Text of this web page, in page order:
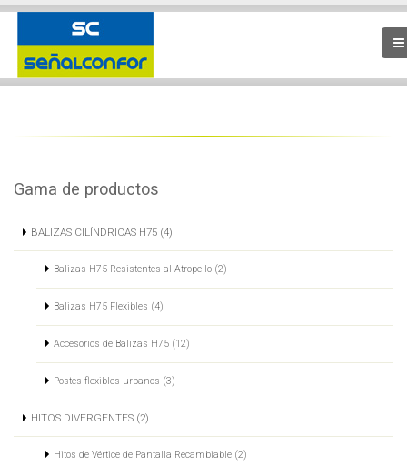
Gama de productos
BALIZAS CILÍNDRICAS H75 (4)
Balizas H75 Resistentes al Atropello (2)
Balizas H75 Flexibles (4)
Accesorios de Balizas H75 (12)
Postes flexibles urbanos (3)
HITOS DIVERGENTES (2)
Hitos de Vértice de Pantalla Recambiable (2)